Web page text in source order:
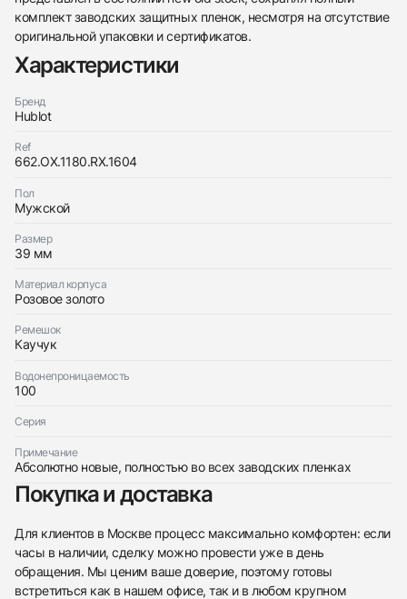
комплект заводских защитных пленок, несмотря на отсутствие
оригинальной упаковки и сертификатов.
Характеристики
Бренд
Hublot
Ref
662.OX.1180.RX.1604
Пол
Мужской
Размер
39 мм
Материал корпуса
Розовое золото
Ремешок
Каучук
Водонепроницаемость
100
Серия
Примечание
Абсолютно новые, полностью во всех заводских пленках
Покупка и доставка
Для клиентов в Москве процесс максимально комфортен: если
часы в наличии, сделку можно провести уже в день
обращения. Мы ценим ваше доверие, поэтому готовы
встретиться как в нашем офисе, так и в любом крупном
Заказать эти часы
с вами
$35,500
Трейд-ин часов
Оставьте ваши контактные данные и мы свяжемся
с вами